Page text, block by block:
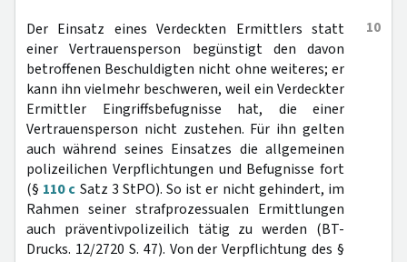
10
Der Einsatz eines Verdeckten Ermittlers statt
einer Vertrauensperson begünstigt den davon
betroffenen Beschuldigten nicht ohne weiteres; er
kann ihn vielmehr beschweren, weil ein Verdeckter
Ermittler Eingriffsbefugnisse hat, die einer
Vertrauensperson nicht zustehen. Für ihn gelten
auch während seines Einsatzes die allgemeinen
polizeilichen Verpflichtungen und Befugnisse fort
(§ 110 c Satz 3 StPO). So ist er nicht gehindert, im
Rahmen seiner strafprozessualen Ermittlungen
auch präventivpolizeilich tätig zu werden (BT-
Drucks. 12/2720 S. 47). Von der Verpflichtung des §